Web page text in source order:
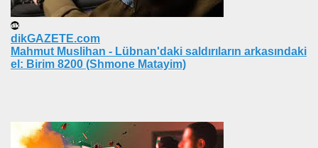
dikGAZETE.com
Mahmut Muslihan - Lübnan'daki saldırıların arkasındaki
el: Birim 8200 (Shmone Matayim)
ÇELİK